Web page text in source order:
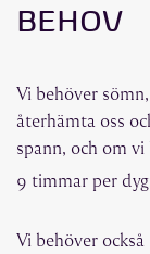
BEHOV
Vi behöver
återhämta oss
spann, och om
9 timmar per
Vi behöver